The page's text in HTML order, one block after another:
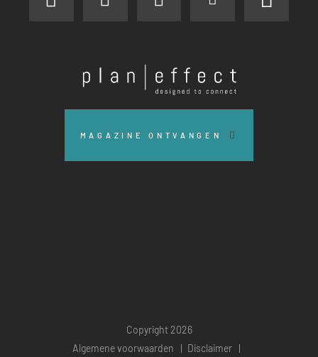
MAGAZINE ONTVANGEN
Copyright 2026
Algemene voorwaarden
Disclaimer